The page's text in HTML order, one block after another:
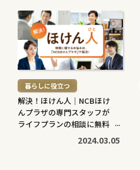
続
き
を
読
む
> 暮らしに役立つ
解決！ほけん人｜NCBほけ
んプラザの専門スタッフが
ライフプランの相談に無料
2024.03.05